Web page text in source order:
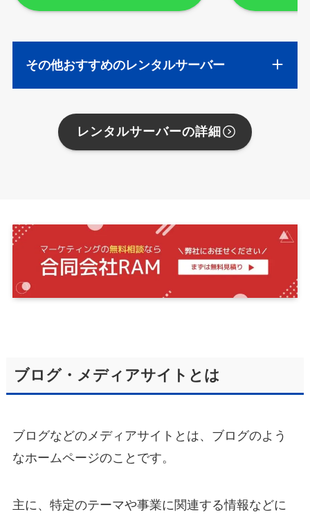
その他おすすめのレンタルサーバー
レンタルサーバーの詳細
ブログ・メディアサイトとは
ブログなどのメディアサイトとは、ブログのよう
なホームページのことです。
主に、特定のテーマや事業に関連する情報などに